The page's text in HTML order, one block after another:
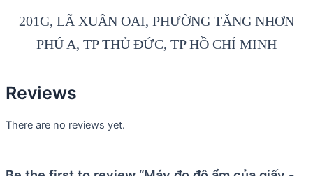
201G, LÃ XUÂN OAI, PHƯỜNG TĂNG NHƠN
PHÚ A, TP THỦ ĐỨC, TP HỒ CHÍ MINH
Reviews
There are no reviews yet.